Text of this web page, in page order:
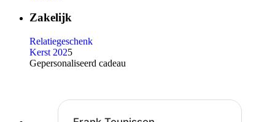
Zakelijk
Relatiegeschenk
Kerst 2025
Gepersonaliseerd cadeau